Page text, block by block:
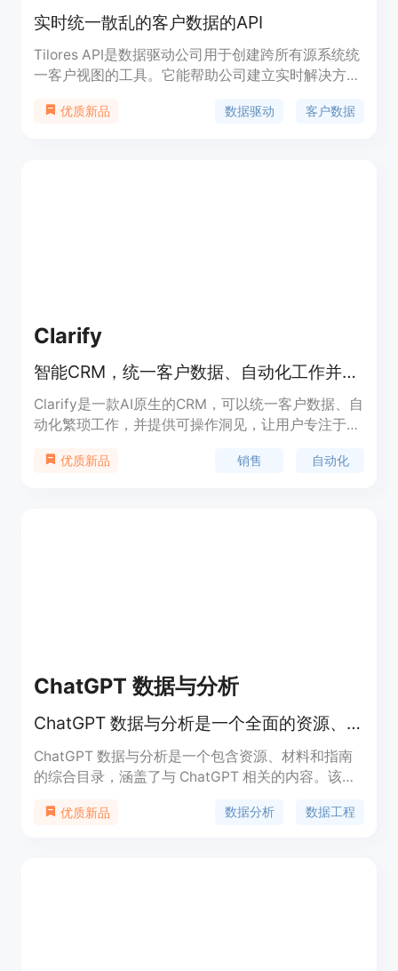
实时统一散乱的客户数据的API
Tilores API是数据驱动公司用于创建跨所有源系统统
一客户视图的工具。它能帮助公司建立实时解决方
持GenAI应用，而无需复杂的工程技术。
优质新品 数据驱动 客户数据
Clarify
智能CRM，统一客户数据、自动化工作并提供可操作洞见。
Clarify是一款AI原生的CRM，可以统一客户数据、自
动化繁琐工作，并提供可操作洞见，让用户专注于重
优质新品 销售 自动化
ChatGPT 数据与分析
ChatGPT 数据与分析是一个全面的资源、材料和指南目录，旨在帮助您掌握人工智能的艺术。
ChatGPT 数据与分析是一个包含资源、材料和指南
的综合目录，涵盖了与 ChatGPT 相关的内容。该目
提示，可帮助您释放创造力，提高工作效率。提示清
优质新品 数据分析 数据工程